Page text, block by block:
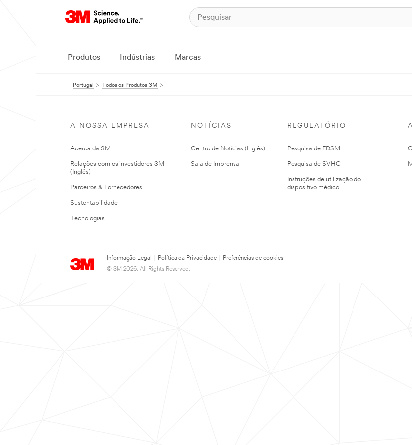
Produtos Indústrias Marcas
Portugal Todos os Produtos 3M
A NOSSA EMPRESA
Acerca da 3M
Relações com os investidores 3M
(Inglês)
Parceiros & Fornecedores
Sustentabilidade
Tecnologias
NOTÍCIAS
Centro de Notícias (Inglês)
Sala de Imprensa
REGULATÓRIO
Pesquisa de FDSM
Pesquisa de SVHC
Instruções de utilização do
dispositivo médico
Informação Legal Política da Privacidade
Preferências de cookies
© 3M 2026. All Rights Reserved.